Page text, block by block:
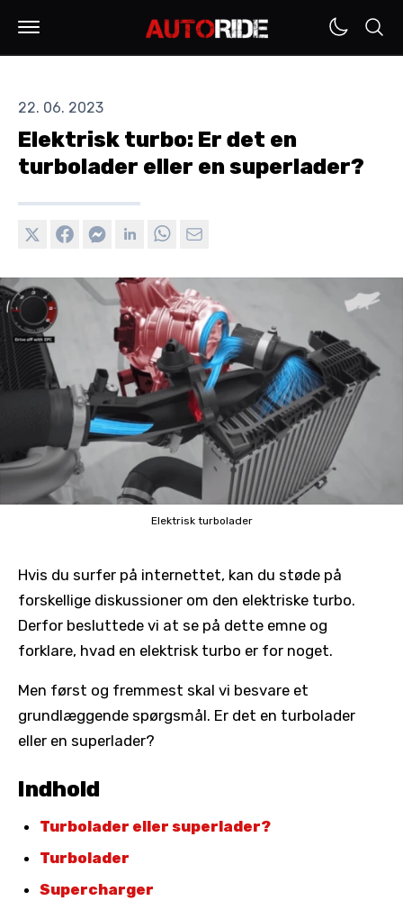
22. 06. 2023
Elektrisk turbo: Er det en
turbolader eller en superlader?
Elektrisk turbolader
Hvis du surfer på internettet, kan du støde på
forskellige diskussioner om den elektriske turbo.
Derfor besluttede vi at se på dette emne og
forklare, hvad en elektrisk turbo er for noget.
Men først og fremmest skal vi besvare et
grundlæggende spørgsmål. Er det en turbolader
eller en superlader?
Indhold
Turbolader eller superlader?
Turbolader
Supercharger